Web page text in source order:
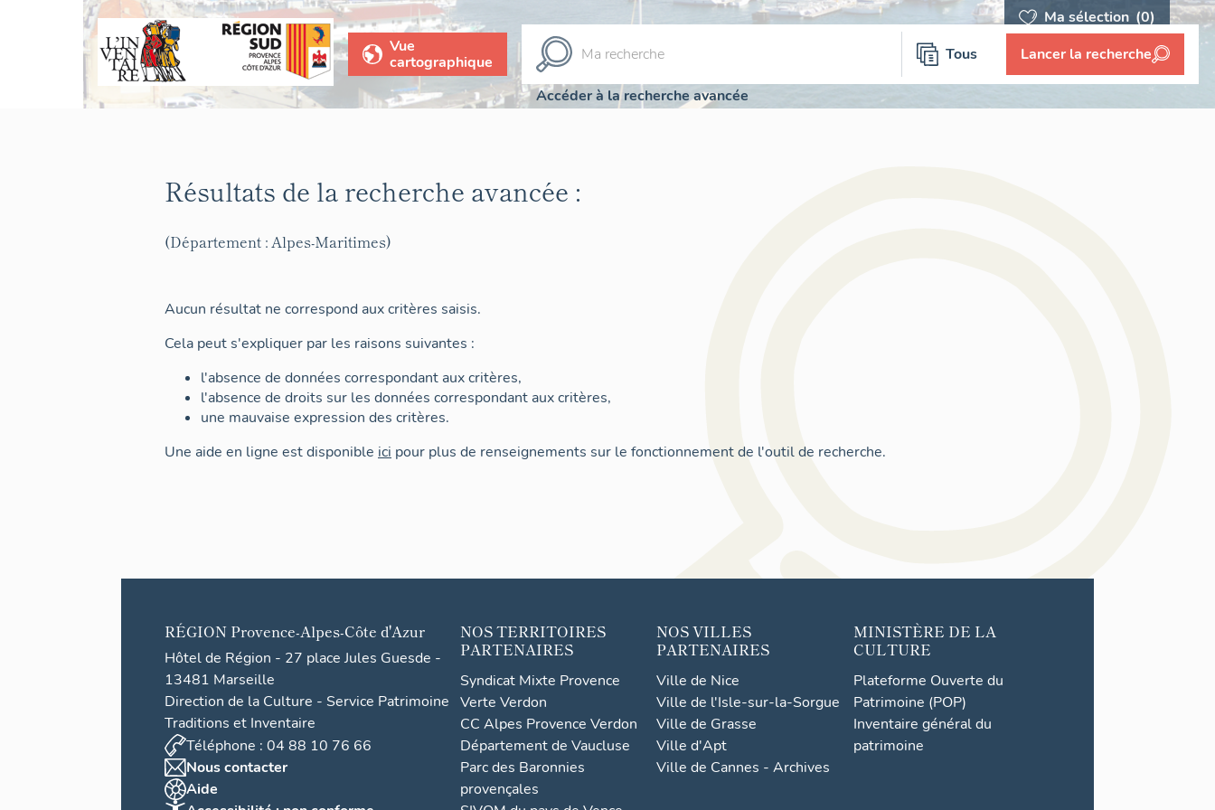
Ma sélection (0)
Vue
cartographique
Tous Lancer la recherche
Accéder à la recherche avancée
Résultats de la recherche avancée :
(Département : Alpes-Maritimes)
Aucun résultat ne correspond aux critères saisis.
Cela peut s'expliquer par les raisons suivantes :
l'absence de données correspondant aux critères,
l'absence de droits sur les données correspondant aux critères,
une mauvaise expression des critères.
Une aide en ligne est disponible ici pour plus de renseignements sur le fonctionnement de l'outil de recherche.
RÉGION Provence-Alpes-Côte d'Azur
Hôtel de Région - 27 place Jules Guesde -
13481 Marseille
Direction de la Culture - Service Patrimoine
Traditions et Inventaire
Téléphone : 04 88 10 76 66
Nous contacter
Aide
NOS TERRITOIRES
PARTENAIRES
Syndicat Mixte Provence
Verte Verdon
CC Alpes Provence Verdon
Département de Vaucluse
Parc des Baronnies
provençales
NOS VILLES
PARTENAIRES
Ville de Nice
Ville de l'Isle-sur-la-Sorgue
Ville de Grasse
Ville d'Apt
Ville de Cannes - Archives
MINISTÈRE DE LA
CULTURE
Plateforme Ouverte du
Patrimoine (POP)
Inventaire général du
patrimoine